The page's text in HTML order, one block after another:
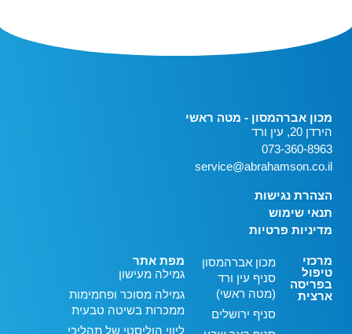
מכון אברהמסון - מטה ראשי
הירדן 20, עין ורד
073-360-8963
service@abrahamson.co.il
הצהרת נגישות
תנאי שימוש
מדיניות פרטיות
מרכזי
טיפול
בפריסה
ארצית
מכון אברהמסון
סניף עין ורד
(מטה ראשי)
סניף ירושלים
מפת אתר
גמילה מעישון
גמילה מסוכר ופחמימות
ממכרות בשיטה טבעית
ליווי הוליסטי של תהליכי